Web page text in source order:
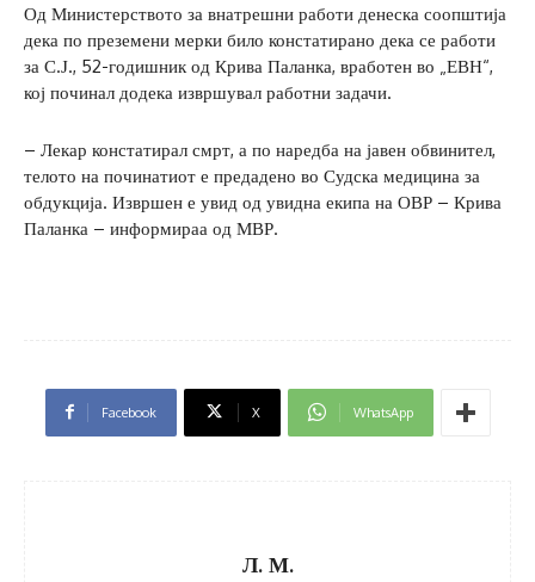
Од Министерството за внатрешни работи денеска соопштија
дека по преземени мерки било констатирано дека се работи
за С.Ј., 52-годишник од Крива Паланка, вработен во „ЕВН“,
кој починал додека извршувал работни задачи.
– Лекар констатирал смрт, а по наредба на јавен обвинител,
телото на починатиот е предадено во Судска медицина за
обдукција. Извршен е увид од увидна екипа на ОВР – Крива
Паланка – информираа од МВР.
Facebook X WhatsApp
Л. М.